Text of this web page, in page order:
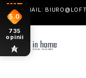
! EMAIL:
5.0
735
opinii